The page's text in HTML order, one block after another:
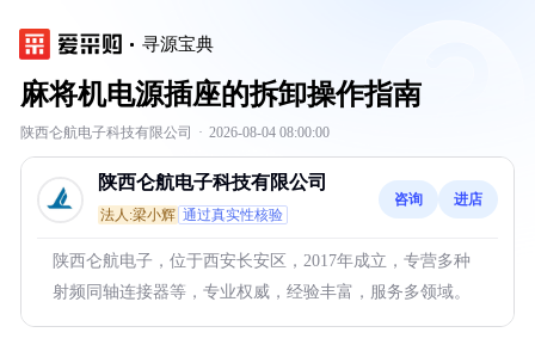
寻源宝典
麻将机电源插座的拆卸操作指南
陕西仑航电子科技有限公司 · 2026-08-04 08:00:00
陕西仑航电子科技有限公司
法人:梁小辉 通过真实性核验
咨询 进店
陕西仑航电子，位于西安长安区，2017年成立，专营多种
射频同轴连接器等，专业权威，经验丰富，服务多领域。